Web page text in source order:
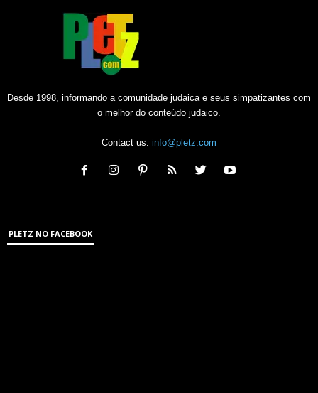
Desde 1998, informando a comunidade judaica e seus simpatizantes com
o melhor do conteúdo judaico.
Contact us: info@pletz.com
PLETZ NO FACEBOOK